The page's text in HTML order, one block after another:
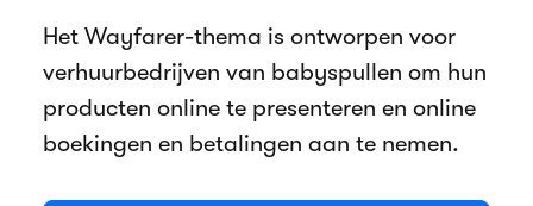
Het Wayfarer-thema is ontworpen voor
verhuurbedrijven van babyspullen om hun
producten online te presenteren en online
boekingen en betalingen aan te nemen.